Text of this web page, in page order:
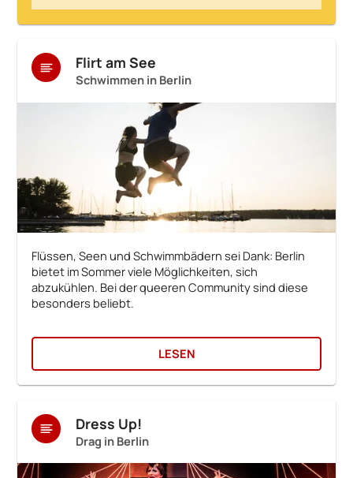
Flirt am See
Schwimmen in Berlin
Flüssen, Seen und Schwimmbädern sei Dank: Berlin
bietet im Sommer viele Möglichkeiten, sich
abzukühlen. Bei der queeren Community sind diese
besonders beliebt.
LESEN
Dress Up!
Drag in Berlin